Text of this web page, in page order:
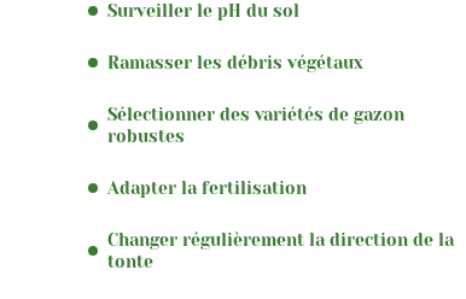
Surveiller le pH du sol
Ramasser les débris végétaux
Sélectionner des variétés de gazon
robustes
Adapter la fertilisation
Changer régulièrement la direction de la
tonte